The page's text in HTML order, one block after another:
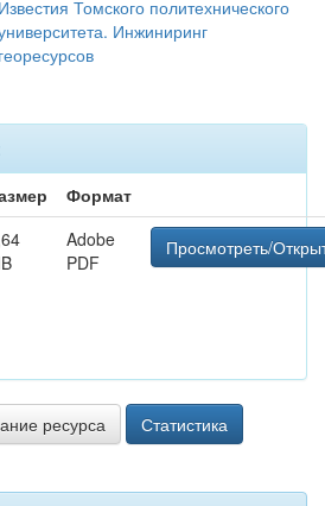
Известия Томского политехнического
Инжиниринг
георесурсов
Формат
Adobe
PDF
Просмотреть/
ресурса Статистика